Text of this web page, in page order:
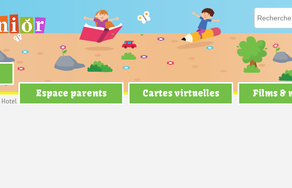
Espace parents Cartes virtuelles Films &
Hotel Mahjong